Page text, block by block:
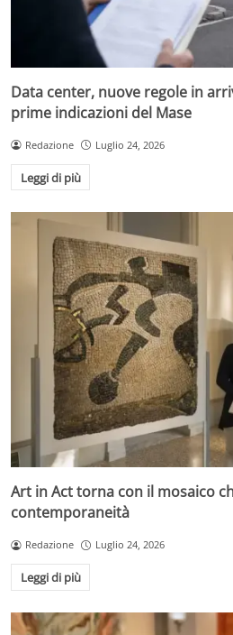
Data center, nuove regole in
prime indicazioni del Mase
Redazione Luglio 24, 2026
Leggi di più
Art in Act torna con il mosaico
contemporaneità
Redazione Luglio 24, 2026
Leggi di più